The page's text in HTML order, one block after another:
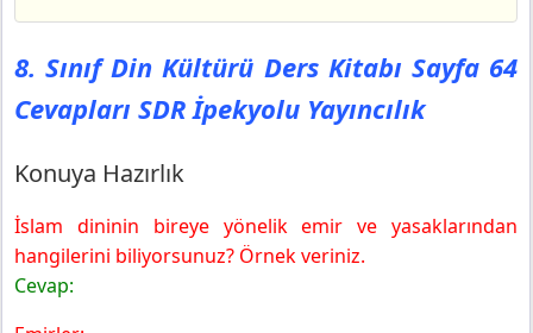
8. Sınıf Din Kültürü Ders Kitabı Sayfa 64 Cevapları SDR
İpekyolu Yayıncılık
Konuya Hazırlık
8. Sınıf Din Kültürü Ders Kitabı Sayfa 67 Cevapları SDR
Etkinlik
İpekyolu Yayıncılık
Etkinlik
8. Sınıf Din Kültürü Ders Kitabı Sayfa 64
Cevapları SDR İpekyolu Yayıncılık
Konuya Hazırlık
İslam dininin bireye yönelik emir ve yasaklarından
hangilerini biliyorsunuz? Örnek veriniz.
Cevap: